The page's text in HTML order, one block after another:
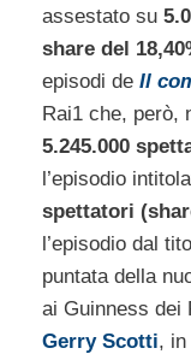
assestato su
share del
episodi de Il
Rai1 che, però,
5.245.000
l’episodio
spettatori
l’episodio dal
puntata della
ai Guinness dei
Gerry Scotti, in